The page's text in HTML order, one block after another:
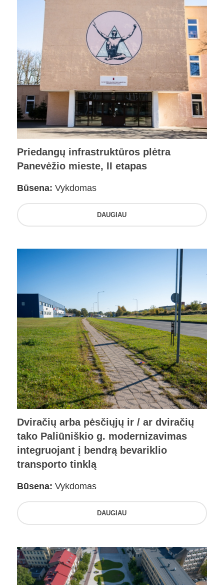
Priedangų infrastruktūros plėtra
Panevėžio mieste, II etapas
Būsena: Vykdomas
DAUGIAU
Dviračių arba pėsčiųjų ir / ar dviračių
tako Paliūniškio g. modernizavimas
integruojant į bendrą bevariklio
transporto tinklą
Būsena: Vykdomas
DAUGIAU